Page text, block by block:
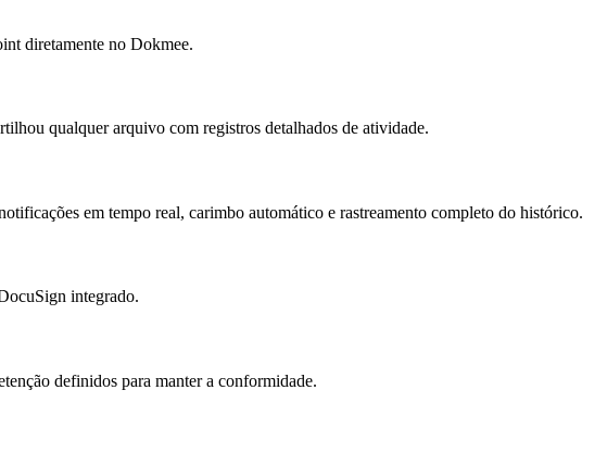
diretamente no Dokmee.
qualquer arquivo com registros detalhados de atividade.
em tempo real, carimbo automático e rastreamento completo do histórico.
integrado.
definidos para manter a conformidade.